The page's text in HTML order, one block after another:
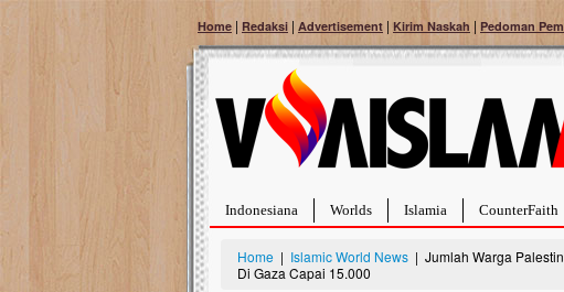
Home | Redaksi | Advertisement | Kirim Naskah | Pedoman
Indonesiana Worlds Islamia CounterFaith
Home | Islamic World News | Jumlah Warga
Di Gaza Capai 15.000